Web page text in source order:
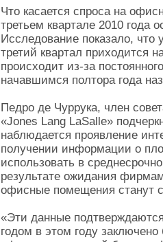
Что касается спроса на
третьем квартале 2010 года
Исследование показало, что
третий квартал приходится
происходит из-за
начавшимся полтора года
Педро де Чуррука, член
«Jones Lang LaSalle»
наблюдается проявление
получении информации о
использовать в
результате ожидания
офисные помещения станут
«Эти данные
годом в этом году